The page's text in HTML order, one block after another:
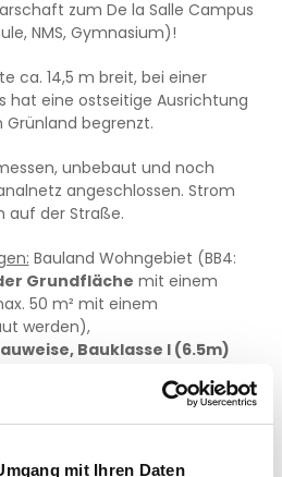
mit Ihren Daten
zum De la Salle Campus
NMS, Gymnasium)!
ca. 14,5 m breit, bei einer
hat eine ostseitige Ausrichtung
begrenzt.
unbebaut und noch
angeschlossen. Strom
auf der Straße.
Bauland Wohngebiet (BB4:
Grundfläche mit einem
50 m² mit einem
werden),
Bauklasse I (6.5m)
(zwischen Bhf Strebersdorf
tätig.